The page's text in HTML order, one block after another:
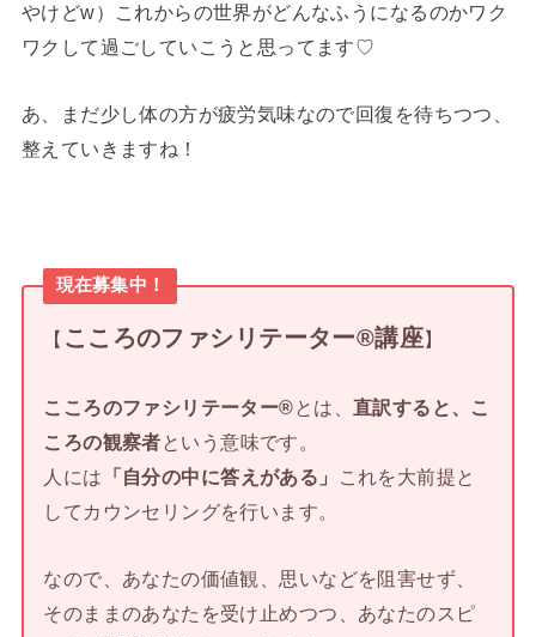
やけどw）これからの世界がどんなふうになるのかワク
ワクして過ごしていこうと思ってます♡
あ、まだ少し体の方が疲労気味なので回復を待ちつつ、
整えていきますね！
現在募集中！
【 こころのファシリテーター®講座】
こころのファシリテーター®とは、 直訳すると、こ
ころの観察者という意味です。
人には 「自分の中に答えがある」
これを大前提と
してカウンセリングを行います。
なので、あなたの価値観、思いなどを阻害せず、
そのままのあなたを受け止めつつ、あなたのスピ